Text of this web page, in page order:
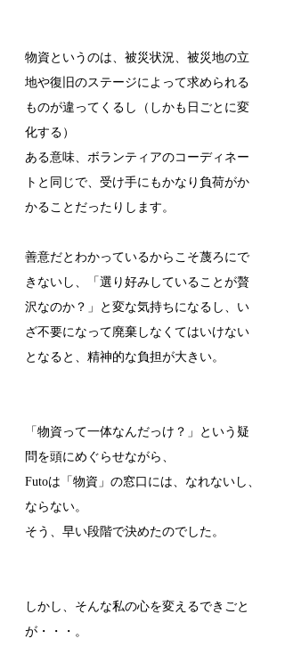
物資というのは、被災状況、被災地の立
地や復旧のステージによって求められる
ものが違ってくるし（しかも日ごとに変
化する）
ある意味、ボランティアのコーディネー
トと同じで、受け手にもかなり負荷がか
かることだったりします。
善意だとわかっているからこそ蔑ろにで
きないし、「選り好みしていることが贅
沢なのか？」と変な気持ちになるし、い
ざ不要になって廃棄しなくてはいけない
となると、精神的な負担が大きい。
「物資って一体なんだっけ？」という疑
問を頭にめぐらせながら、
Futoは「物資」の窓口には、なれないし、
ならない。
そう、早い段階で決めたのでした。
しかし、そんな私の心を変えるできごと
が・・・。